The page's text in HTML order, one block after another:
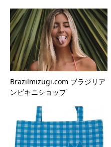
Brazilmizugi.com ブラジリア
ンビキニショップ